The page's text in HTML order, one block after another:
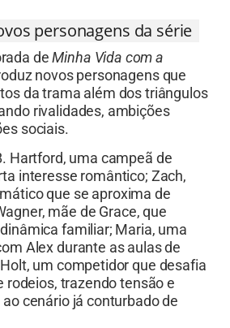
personagens da série
deMinha Vida com a
novos personagens que
da trama além dos triângulos
rivalidades, ambições
sociais.
Hartford, uma campeã de
interesse romântico; Zach,
que se aproxima de
mãe de Grace, que
familiar; Maria, uma
Alex durante as aulas de
um competidor que desafia
rodeios, trazendo tensão e
cenário já conturbado de